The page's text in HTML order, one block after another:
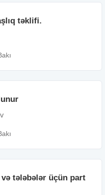
təklifi.
tələbələr üçün part